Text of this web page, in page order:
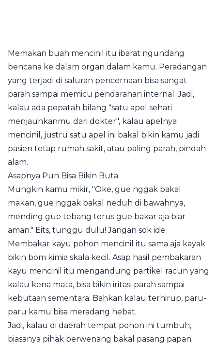
Memakan buah mencinil itu ibarat ngundang
bencana ke dalam organ dalam kamu. Peradangan
yang terjadi di saluran pencernaan bisa sangat
parah sampai memicu pendarahan internal. Jadi,
kalau ada pepatah bilang "satu apel sehari
menjauhkanmu dari dokter", kalau apelnya
mencinil, justru satu apel ini bakal bikin kamu jadi
pasien tetap rumah sakit, atau paling parah, pindah
alam.
Asapnya Pun Bisa Bikin Buta
Mungkin kamu mikir, "Oke, gue nggak bakal
makan, gue nggak bakal neduh di bawahnya,
mending gue tebang terus gue bakar aja biar
aman." Eits, tunggu dulu! Jangan sok ide.
Membakar kayu pohon mencinil itu sama aja kayak
bikin bom kimia skala kecil. Asap hasil pembakaran
kayu mencinil itu mengandung partikel racun yang
kalau kena mata, bisa bikin iritasi parah sampai
kebutaan sementara. Bahkan kalau terhirup, paru-
paru kamu bisa meradang hebat.
Jadi, kalau di daerah tempat pohon ini tumbuh,
biasanya pihak berwenang bakal pasang papan